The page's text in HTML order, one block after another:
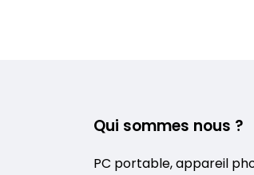
Qui sommes nous ?
PC portable, appareil